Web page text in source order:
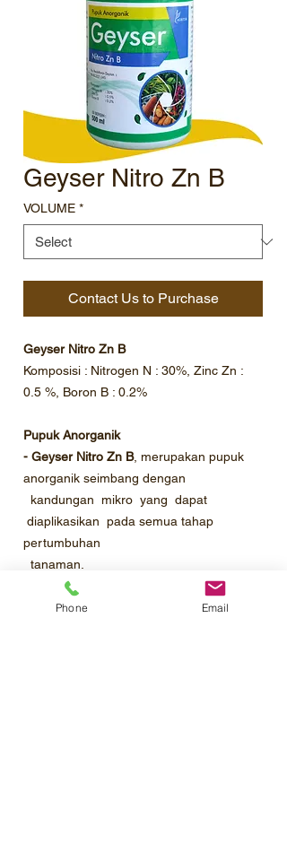
Geyser Nitro Zn B
VOLUME *
Contact Us to Purchase
Geyser Nitro Zn B
Komposisi : Nitrogen N : 30%, Zinc Zn :
0.5 %, Boron B : 0.2%
Pupuk Anorganik
- Geyser Nitro Zn B, merupakan pupuk
anorganik seimbang dengan
kandungan mikro yang dapat
diaplikasikan pada semua tahap
pertumbuhan
tanaman.
- Geyser Nitro Zn B
, dapat meningkatkan
jumlah hasil tanaman menjadi lebih
Phone Email